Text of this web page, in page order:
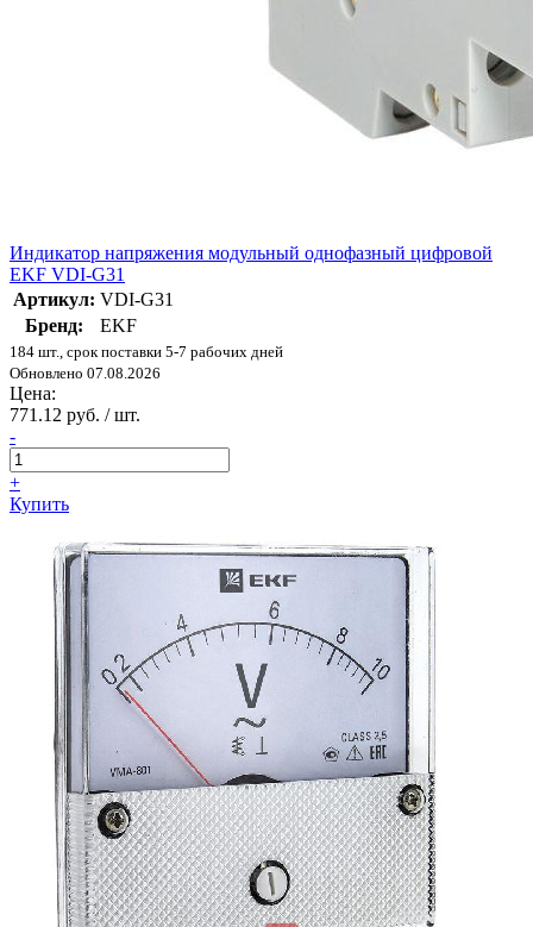
Индикатор напряжения модульный однофазный цифровой
EKF VDI-G31
Артикул: VDI-G31
Бренд:
EKF
184 шт., срок поставки 5-7 рабочих дней
Обновлено 07.08.2026
Цена:
771.12 руб. / шт.
-
+
Купить